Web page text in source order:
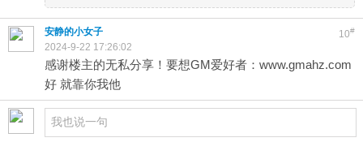
10#
安静的小女子
2024-9-22 17:26:02
感谢楼主的无私分享！要想GM爱好者：www.gmahz.com
好 就靠你我他